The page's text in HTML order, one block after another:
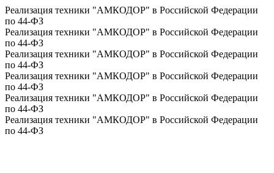
Реализация техники "АМКОДОР" в Российской Федерации
по 44-ФЗ
Реализация техники "АМКОДОР" в Российской Федерации
по 44-ФЗ
Реализация техники "АМКОДОР" в Российской Федерации
по 44-ФЗ
Реализация техники "АМКОДОР" в Российской Федерации
по 44-ФЗ
Реализация техники "АМКОДОР" в Российской Федерации
по 44-ФЗ
Реализация техники "АМКОДОР" в Российской Федерации
по 44-ФЗ